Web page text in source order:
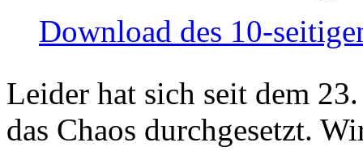
Download des 10-
Leider hat sich seit dem
das Chaos durchgesetzt.